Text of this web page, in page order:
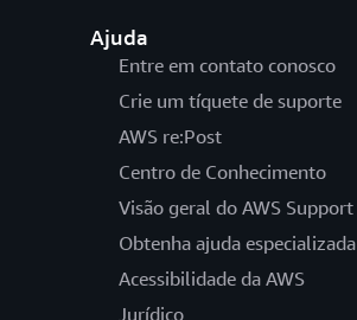
Ajuda
Entre em contato conosco
Crie um tíquete de suporte
AWS re:Post
Centro de Conhecimento
Visão geral do AWS Support
Obtenha ajuda especializada
Acessibilidade da AWS
Jurídico